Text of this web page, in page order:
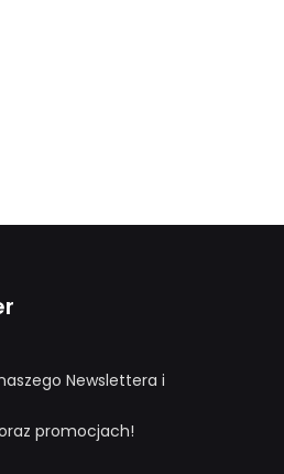
Newslettera i
promocjach!